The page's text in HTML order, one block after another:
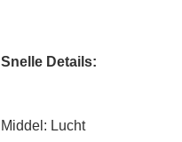
Snelle Details:
Middel: Lucht